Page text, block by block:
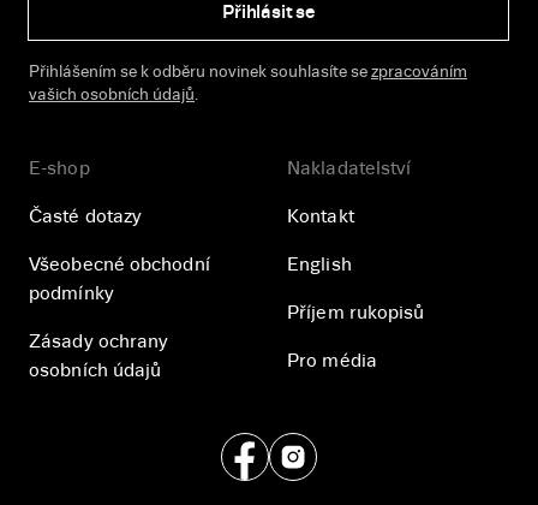
Přihlásit se
Přihlášením se k odběru novinek souhlasíte se zpracováním
vašich osobních údajů.
E-shop
Časté dotazy
Všeobecné obchodní
podmínky
Zásady ochrany
osobních údajů
Nakladatelství
Kontakt
English
Příjem rukopisů
Pro média